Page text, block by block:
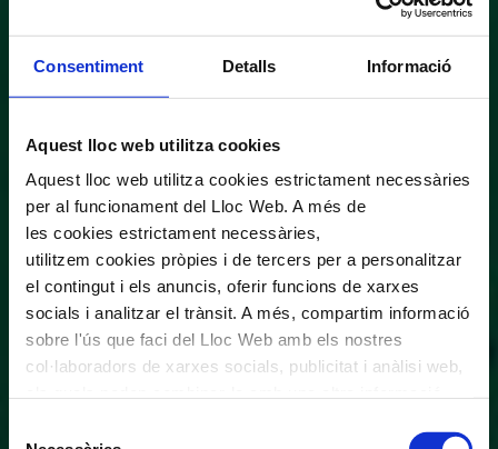
Consentiment Detalls Informació
Aquest lloc web utilitza cookies
Aquest lloc web utilitza cookies estrictament necessàries
per al funcionament del Lloc Web. A més de
les cookies estrictament necessàries,
utilitzem cookies pròpies i de tercers per a personalitzar
el contingut i els anuncis, oferir funcions de xarxes
socials i analitzar el trànsit. A més, compartim informació
sobre l'ús que faci del Lloc Web amb els nostres
col·laboradors de xarxes socials, publicitat i anàlisi web,